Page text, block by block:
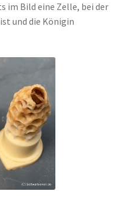
im Bild eine Zelle, bei der
und die Königin